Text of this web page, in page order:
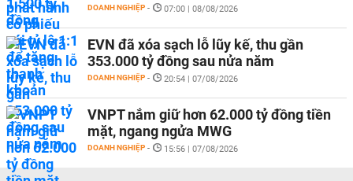
DOANH NGHIỆP - 07:00 | 08/08/2026
EVN đã xóa sạch lỗ lũy kế, thu gần
353.000 tỷ đồng sau nửa năm
DOANH NGHIỆP - 20:54 | 07/08/2026
VNPT nắm giữ hơn 62.000 tỷ đồng tiền
mặt, ngang ngửa MWG
DOANH NGHIỆP - 15:56 | 07/08/2026